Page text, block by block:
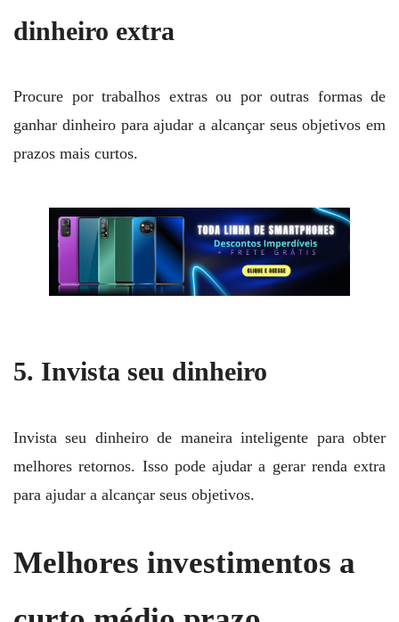
dinheiro extra
Procure por trabalhos extras ou por outras formas de
ganhar dinheiro para ajudar a alcançar seus objetivos em
prazos mais curtos.
5. Invista seu dinheiro
Invista seu dinheiro de maneira inteligente para obter
melhores retornos. Isso pode ajudar a gerar renda extra
para ajudar a alcançar seus objetivos.
Melhores investimentos a